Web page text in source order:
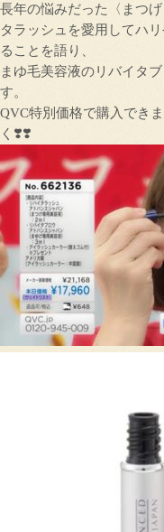
長年の悩みだった〈まつ
タラッシュを愛用してハ
ることを語り、
まゆ毛美容液のリバイタ
す。
QVC特別価格で購入でき
く❣️❣️